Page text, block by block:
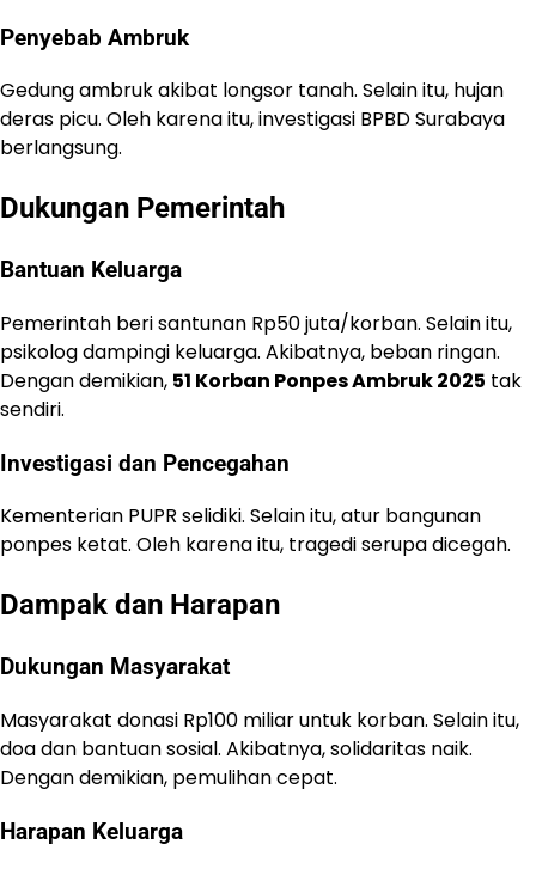
Penyebab Ambruk
Gedung ambruk akibat longsor tanah. Selain itu, hujan
deras picu. Oleh karena itu, investigasi BPBD Surabaya
berlangsung.
Dukungan Pemerintah
Bantuan Keluarga
Pemerintah beri santunan Rp50 juta/korban. Selain itu,
psikolog dampingi keluarga. Akibatnya, beban ringan.
Dengan demikian, 51 Korban Ponpes Ambruk 2025 tak
sendiri.
Investigasi dan Pencegahan
Kementerian PUPR selidiki. Selain itu, atur bangunan
ponpes ketat. Oleh karena itu, tragedi serupa dicegah.
Dampak dan Harapan
Dukungan Masyarakat
Masyarakat donasi Rp100 miliar untuk korban. Selain itu,
doa dan bantuan sosial. Akibatnya, solidaritas naik.
Dengan demikian, pemulihan cepat.
Harapan Keluarga